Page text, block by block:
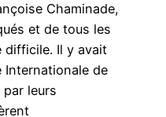
Chaminade,
et de tous les
difficile. Il y avait
Internationale de
leurs